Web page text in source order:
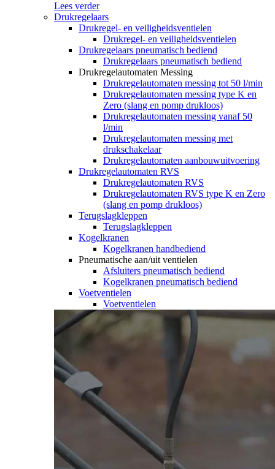
Lees verder
Drukregelaars
Drukregel- en veiligheidsventielen
Drukregel- en veiligheidsventielen
Drukregelaars pneumatisch bediend
Drukregelaars pneumatisch bediend
Drukregelautomaten Messing
Drukregelautomaten messing tot 50 l/min
Drukregelautomaten messing type K en
Zero (slang en pomp drukloos)
Drukregelautomaten messing vanaf 50
l/min
Drukregelautomaten messing met
drukschakelaar
Drukregelautomaten aanbouwuitvoering
Drukregelautomaten RVS
Drukregelautomaten RVS
Drukregelautomaten RVS type K en Zero
(slang en pomp drukloos)
Terugslagkleppen
Terugslagkleppen
Kogelkranen
Kogelkranen handbediend
Pneumatische aan/uit ventielen
Afsluiters pneumatisch bediend
Kogelkranen pneumatisch bediend
Voetventielen
Voetventielen